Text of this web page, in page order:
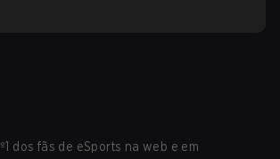
dos fãs de eSports na web e em